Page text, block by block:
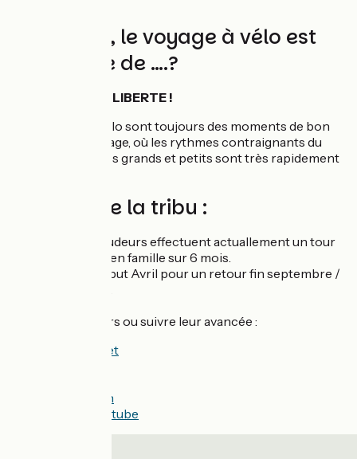
Pour vous, le voyage à vélo est
synonyme de ….?
Sans hésitation LIBERTE !
Nos voyages à vélo sont toujours des moments de bon
temps et de partage, où les rythmes contraignants du
quotidien pour les grands et petits sont très rapidement
Pour suivre la tribu :
Graines de Baroudeurs effectuent actuallement un tour
de France à vélo en famille sur 6 mois.
Ils sont partis début Avril pour un retour fin septembre /
Pour les soutenirs ou suivre leur avancée :
Site internet
HelloCoton
Chaine Youtube